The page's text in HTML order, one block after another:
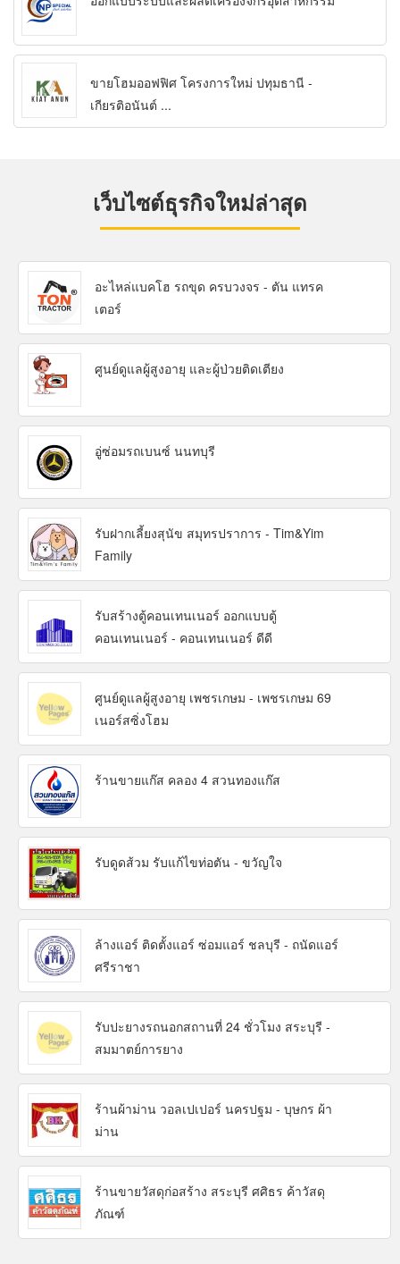
ขายโฮมออฟฟิศ โครงการใหม่ ปทุมธานี -
เกียรติอนันต์ ...
เว็บไซต์ธุรกิจใหม่ล่าสุด
อะไหล่แบคโฮ รถขุด ครบวงจร - ตัน แทรค
เตอร์
ศูนย์ดูแลผู้สูงอายุ และผู้ป่วยติดเตียง
อู่ซ่อมรถเบนซ์ นนทบุรี
รับฝากเลี้ยงสุนัข สมุทรปราการ - Tim&Yim
Family
รับสร้างตู้คอนเทนเนอร์ ออกแบบตู้
คอนเทนเนอร์ - คอนเทนเนอร์ ดีดี
ศูนย์ดูแลผู้สูงอายุ เพชรเกษม - เพชรเกษม 69
เนอร์สซิ่งโฮม
ร้านขายแก๊ส คลอง 4 สวนทองแก๊ส
รับดูดส้วม รับแก้ไขท่อตัน - ขวัญใจ
ล้างแอร์ ติดตั้งแอร์ ซ่อมแอร์ ชลบุรี - ถนัดแอร์
ศรีราชา
รับปะยางรถนอกสถานที่ 24 ชั่วโมง สระบุรี -
สมมาตย์การยาง
ร้านผ้าม่าน วอลเปเปอร์ นครปฐม - บุษกร ผ้า
ม่าน
ร้านขายวัสดุก่อสร้าง สระบุรี ศศิธร ค้าวัสดุ
ภัณฑ์